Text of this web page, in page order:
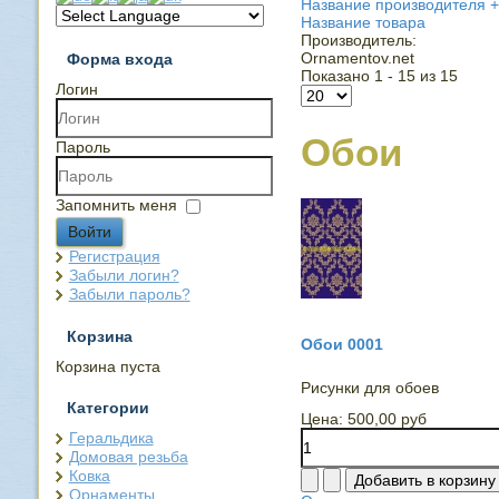
Форма входа
Логин
Пароль
Запомнить меня
Войти
Регистрация
Забыли логин?
Забыли пароль?
Корзина
Корзина пуста
Категории
Геральдика
Домовая резьба
Ковка
Орнаменты
Название производителя
Название товара
Производитель:
Ornamentov.net
Показано 1 - 15 из 15
Обои
Обои 0001
Рисунки для обоев
Цена: 500,00 руб